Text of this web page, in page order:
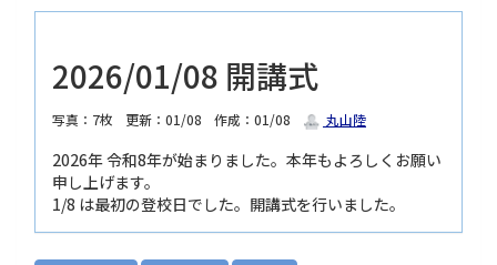
2026/01/08 開講式
写真：7枚 更新：01/08 作成：01/08 丸山陸
2026年 令和8年が始まりました。本年もよろしくお願い
申し上げます。
1/8 は最初の登校日でした。開講式を行いました。